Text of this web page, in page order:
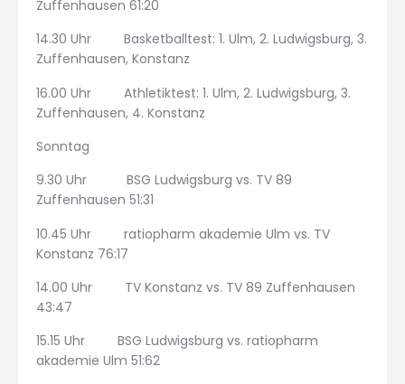
Zuffenhausen 61:20
14.30 Uhr Basketballtest: 1. Ulm, 2. Ludwigsburg, 3.
Zuffenhausen, Konstanz
16.00 Uhr Athletiktest: 1. Ulm, 2. Ludwigsburg, 3.
Zuffenhausen, 4. Konstanz
Sonntag
9.30 Uhr BSG Ludwigsburg vs. TV 89
Zuffenhausen 51:31
10.45 Uhr ratiopharm akademie Ulm vs. TV
Konstanz 76:17
14.00 Uhr TV Konstanz vs. TV 89 Zuffenhausen
43:47
15.15 Uhr BSG Ludwigsburg vs. ratiopharm
akademie Ulm 51:62